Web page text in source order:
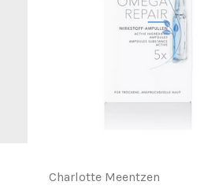
Charlotte Meentzen